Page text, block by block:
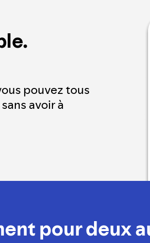
pouvez tous
avoir à
pour deux